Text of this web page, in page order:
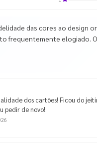
das cores ao design
frequentemente elogiado.
dos cartões! Ficou do
pedir de novo!